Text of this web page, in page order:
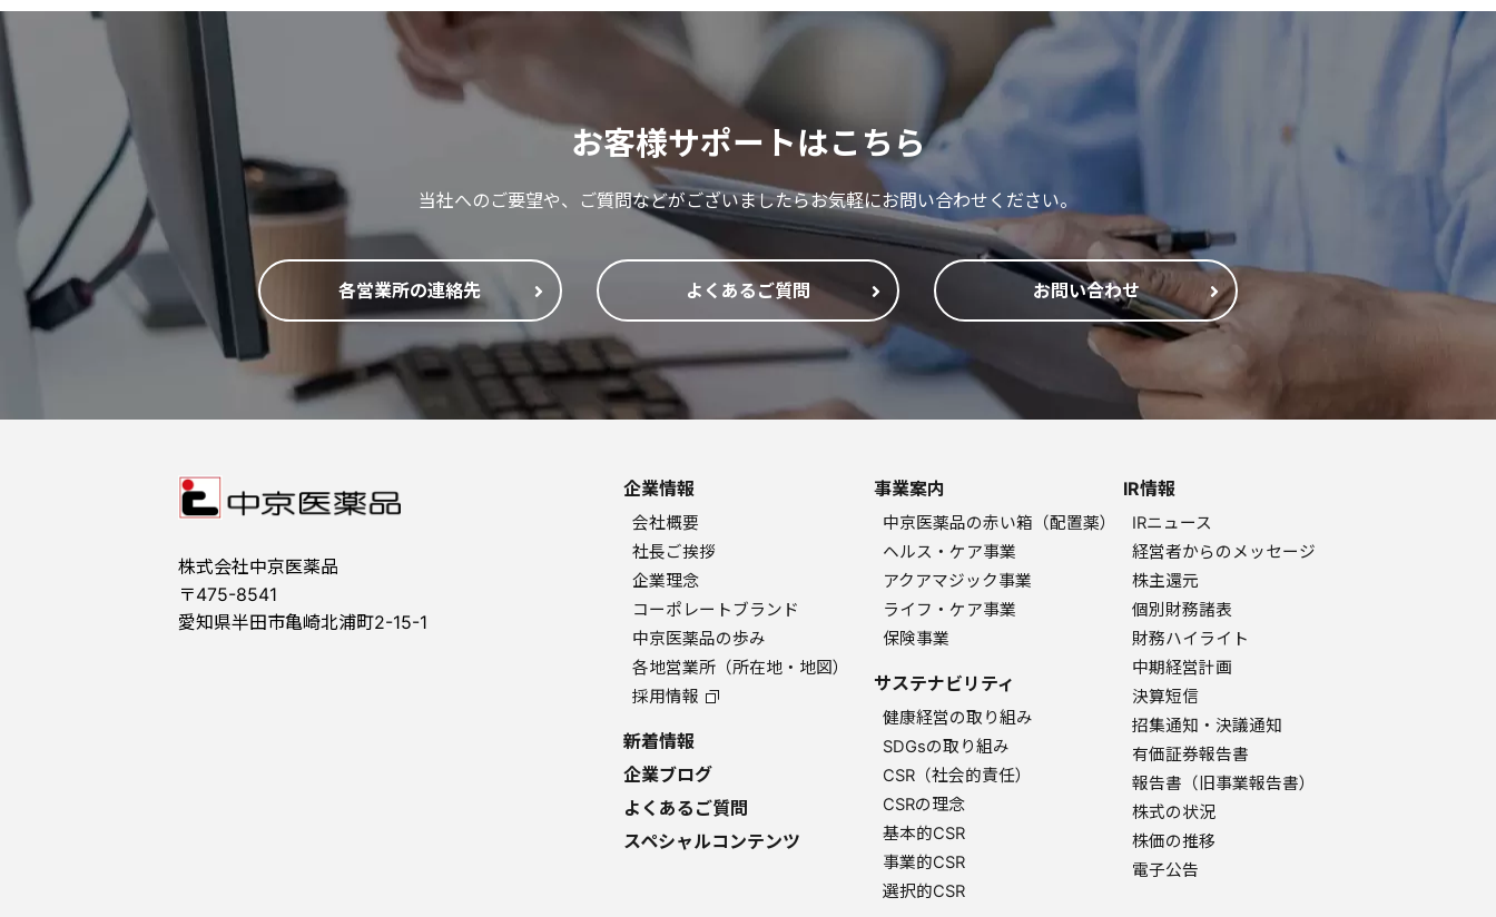
お客様サポートはこちら
当社へのご要望や、ご質問などがございましたらお気軽にお問い合わせください。
各営業所の連絡先 よくあるご質問 お問い合わせ
株式会社中京医薬品
〒475-8541
愛知県半田市亀崎北浦町2-15-1
企業情報
会社概要
社長ご挨拶
企業理念
コーポレートブランド
中京医薬品の歩み
各地営業所（所在地・地図）
採用情報
新着情報
企業ブログ
よくあるご質問
スペシャルコンテンツ
事業案内
中京医薬品の赤い箱（配置薬）
ヘルス・ケア事業
アクアマジック事業
ライフ・ケア事業
保険事業
サステナビリティ
健康経営の取り組み
SDGsの取り組み
CSR（社会的責任）
CSRの理念
基本的CSR
事業的CSR
選択的CSR
IR情報
IRニュース
経営者からのメッセージ
株主還元
個別財務諸表
財務ハイライト
中期経営計画
決算短信
招集通知・決議通知
有価証券報告書
報告書（旧事業報告書）
株式の状況
株価の推移
電子公告